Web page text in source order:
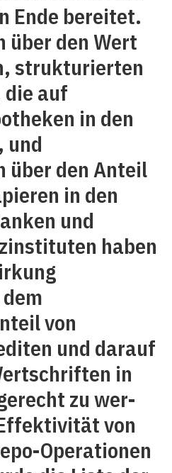
Ende bereitet.
über den Wert
strukturierten
auf
in den
und
über den Anteil
in den
und
haben
von
und darauf
in
zu wer-
von
Operationen